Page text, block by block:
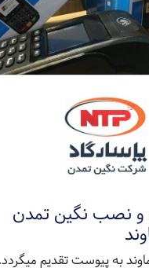
و نصب نگین تمدن
به پیوست تقدیم